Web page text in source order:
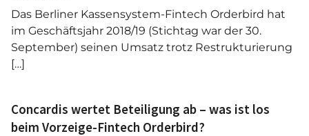
Das Berliner Kassensystem-Fintech Orderbird hat
im Geschäftsjahr 2018/19 (Stichtag war der 30.
September) seinen Umsatz trotz Restrukturierung
[…]
Concardis wertet Beteiligung ab – was ist los
beim Vorzeige-Fintech Orderbird?